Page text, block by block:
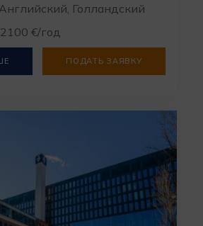
Голландский
€/год
ПОДАТЬ ЗАЯВКУ